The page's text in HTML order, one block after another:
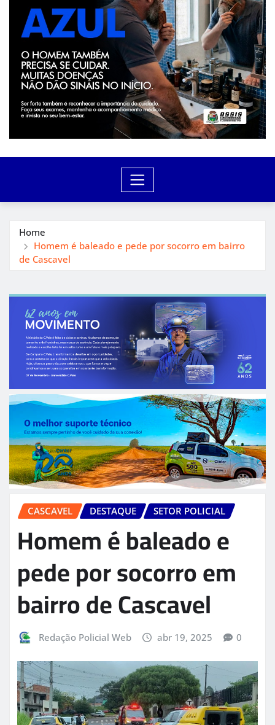
Home
Homem é baleado e pede por socorro em bairro
de Cascavel
CASCAVEL DESTAQUE SETOR POLICIAL
Homem é baleado e
pede por socorro em
bairro de Cascavel
Redação Policial Web abr 19, 2025 0